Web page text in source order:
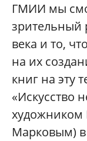
ГМИИ мы
зрительный
века и то,
на их
книг на эту
«Искусство
Марковым)